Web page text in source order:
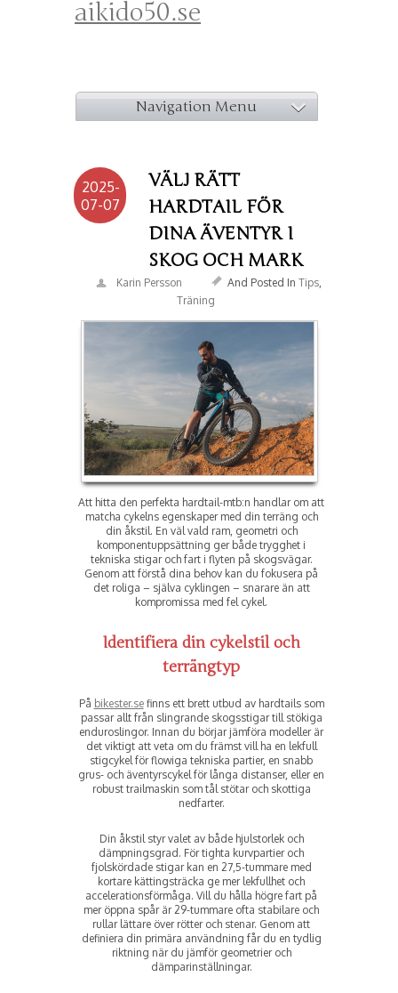
aikido50.se
Navigation Menu
2025-
07-07
VÄLJ RÄTT
HARDTAIL FÖR
DINA ÄVENTYR I
SKOG OCH MARK
Karin Persson And Posted InTips,
Träning
Att hitta den perfekta hardtail-mtb:n handlar om att
matcha cykelns egenskaper med din terräng och
din åkstil. En väl vald ram, geometri och
komponentuppsättning ger både trygghet i
tekniska stigar och fart i flyten på skogsvägar.
Genom att förstå dina behov kan du fokusera på
det roliga – själva cyklingen – snarare än att
kompromissa med fel cykel.
Identifiera din cykelstil och
terrängtyp
På bikester.sefinns ett brett utbud av hardtails som
passar allt från slingrande skogsstigar till stökiga
enduroslingor. Innan du börjar jämföra modeller är
det viktigt att veta om du främst vill ha en lekfull
stigcykel för flowiga tekniska partier, en snabb
grus- och äventyrscykel för långa distanser, eller en
robust trailmaskin som tål stötar och skottiga
nedfarter.
Din åkstil styr valet av både hjulstorlek och
dämpningsgrad. För tighta kurvpartier och
fjolskördade stigar kan en 27,5-tummare med
kortare kättingsträcka ge mer lekfullhet och
accelerationsförmåga. Vill du hålla högre fart på
mer öppna spår är 29-tummare ofta stabilare och
rullar lättare över rötter och stenar. Genom att
definiera din primära användning får du en tydlig
riktning när du jämför geometrier och
dämparinställningar.